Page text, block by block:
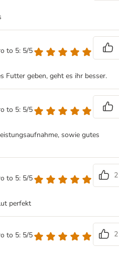
to 5: 5/5
Futter geben, geht es ihr besser.
to 5: 5/5
sowie gutes
to 5: 5/5
2
perfekt
to 5: 5/5
2